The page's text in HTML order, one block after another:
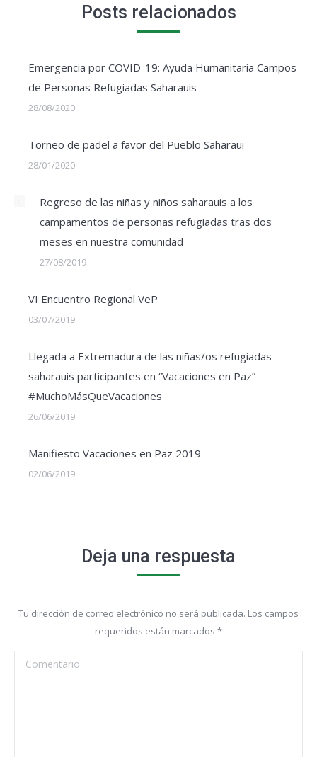
Posts relacionados
Emergencia por COVID-19: Ayuda Humanitaria Campos
de Personas Refugiadas Saharauis
28/08/2020
Torneo de padel a favor del Pueblo Saharaui
28/01/2020
Regreso de las niñas y niños saharauis a los
campamentos de personas refugiadas tras dos
meses en nuestra comunidad
27/08/2019
VI Encuentro Regional VeP
03/07/2019
Llegada a Extremadura de las niñas/os refugiadas
saharauis participantes en “Vacaciones en Paz”
#MuchoMásQueVacaciones
26/06/2019
Manifiesto Vacaciones en Paz 2019
02/06/2019
Deja una respuesta
Tu dirección de correo electrónico no será publicada. Los campos
requeridos están marcados *
Comentario